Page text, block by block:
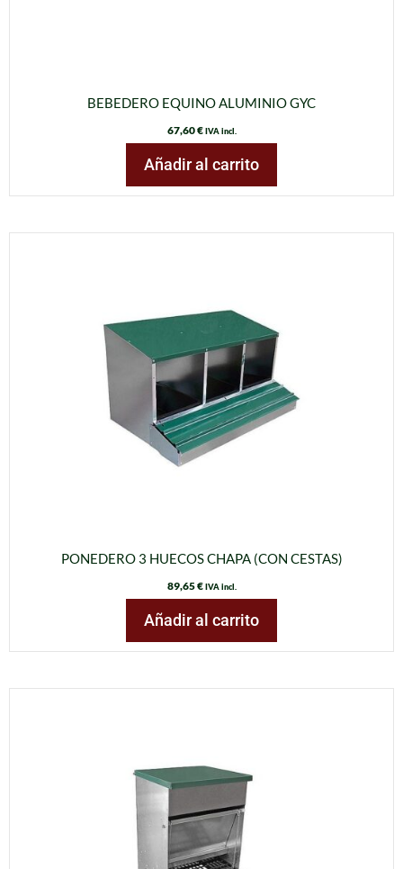
BEBEDERO EQUINO ALUMINIO GYC
67,60€ IVA incl.
Añadir al carrito
PONEDERO 3 HUECOS CHAPA (CON CESTAS)
89,65€ IVA incl.
Añadir al carrito